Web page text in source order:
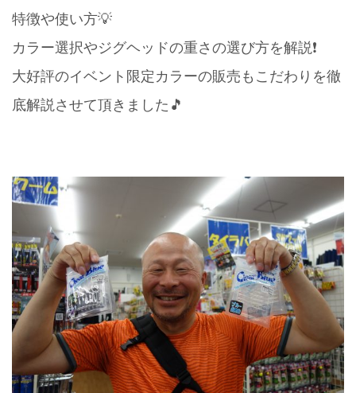
特徴や使い方💡
カラー選択やジグヘッドの重さの選び方を解説❗️
大好評のイベント限定カラーの販売もこだわりを徹
底解説させて頂きました🎵